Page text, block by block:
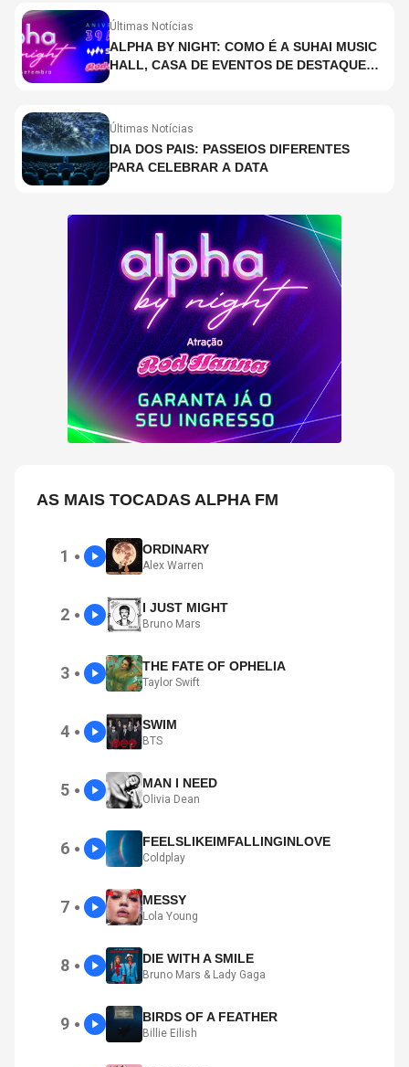
Últimas Notícias
ALPHA BY NIGHT: COMO É A SUHAI MUSIC
HALL, CASA DE EVENTOS DE DESTAQUE
Últimas Notícias
DIA DOS PAIS: PASSEIOS DIFERENTES
PARA CELEBRAR A DATA
AS MAIS TOCADAS ALPHA FM
1 ● ORDINARY
Alex Warren
2 ● I JUST MIGHT
Bruno Mars
3 ● THE FATE OF OPHELIA
Taylor Swift
4 ● SWIM
BTS
5 ● MAN I NEED
Olivia Dean
6 ● FEELSLIKEIMFALLINGINLOVE
Coldplay
7 ● MESSY
Lola Young
8 ● DIE WITH A SMILE
Bruno Mars & Lady Gaga
9 ● BIRDS OF A FEATHER
Billie Eilish